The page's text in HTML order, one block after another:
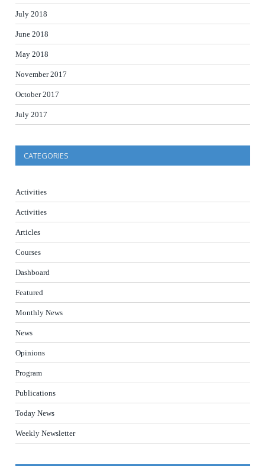
July 2018
June 2018
May 2018
November 2017
October 2017
July 2017
CATEGORIES
Activities
Activities
Articles
Courses
Dashboard
Featured
Monthly News
News
Opinions
Program
Publications
Today News
Weekly Newsletter